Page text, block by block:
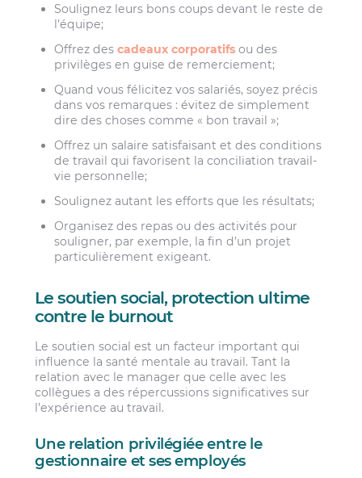
Soulignez leurs bons coups devant le reste de
l’équipe;
Offrez descadeaux corporatifs ou des
privilèges en guise de remerciement;
Quand vous félicitez vos salariés, soyez précis
dans vos remarques : évitez de simplement
dire des choses comme « bon travail »;
Offrez un salaire satisfaisant et des conditions
de travail qui favorisent la conciliation travail-
vie personnelle;
Soulignez autant les efforts que les résultats;
Organisez des repas ou des activités pour
souligner, par exemple, la fin d’un projet
particulièrement exigeant.
Le soutien social, protection ultime
contre le burnout
Le soutien social est un facteur important qui
influence la santé mentale au travail. Tant la
relation avec le manager que celle avec les
collègues a des répercussions significatives sur
l’expérience au travail.
Une relation privilégiée entre le
gestionnaire et ses employés